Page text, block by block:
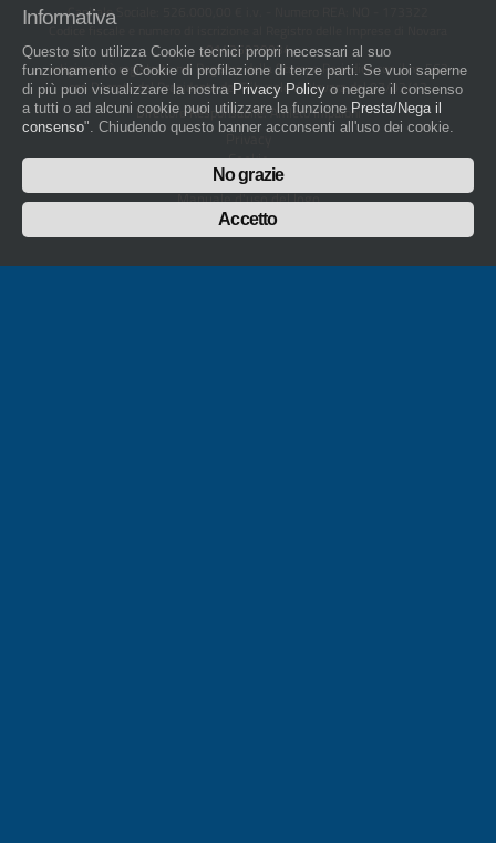
Capitale Sociale: 526.000,00 € i.v. - Numero REA: NO - 173322
Codice fiscale e numero di iscrizione al Registro delle Imprese di Novara
01436930034
artigiani.it è registrato nel Registro della Stampa Periodica con il nr. 562
con Decreto del Presidente del Tribunale di Novara del 07/03/13
Direttore Responsabile: Amleto Impaloni
Privacy
Cookie
Whistleblowing
Manuale d'uso del logo
Policy sulla Parità di genere
Informativa
Questo sito utilizza Cookie tecnici propri necessari al suo
funzionamento e Cookie di profilazione di terze parti. Se vuoi saperne
di più puoi visualizzare la nostra Privacy Policy o negare il consenso
a tutti o ad alcuni cookie puoi utilizzare la funzione Presta/Nega il
consenso". Chiudendo questo banner acconsenti all'uso dei cookie.
No grazie
Accetto